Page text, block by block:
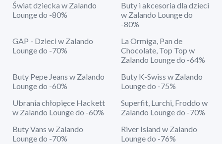
Świat dziecka w Zalando
Lounge do -80%
Buty i akcesoria dla dzieci
w Zalando Lounge do
-80%
GAP - Dzieci w Zalando
Lounge do -70%
La Ormiga, Pan de
Chocolate, Top Top w
Zalando Lounge do -64%
Buty Pepe Jeans w Zalando
Lounge do -60%
Buty K-Swiss w Zalando
Lounge do -75%
Ubrania chłopięce Hackett
w Zalando Lounge do -60%
Superfit, Lurchi, Froddo w
Zalando Lounge do -70%
Buty Vans w Zalando
Lounge do -70%
River Island w Zalando
Lounge do -76%